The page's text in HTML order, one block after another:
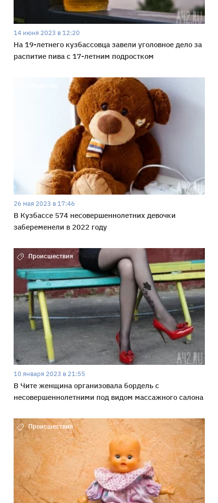
14 июня 2023 в 12:20
На 19-летнего кузбассовца завели уголовное дело за
распитие пива с 17-летним подростком
26 мая 2023 в 17:46
В Кузбассе 574 несовершеннолетних девочки
забеременели в 2022 году
Происшествия
10 января 2023 в 21:55
В Чите женщина организовала бордель с
несовершеннолетними под видом массажного салона
Происшествия